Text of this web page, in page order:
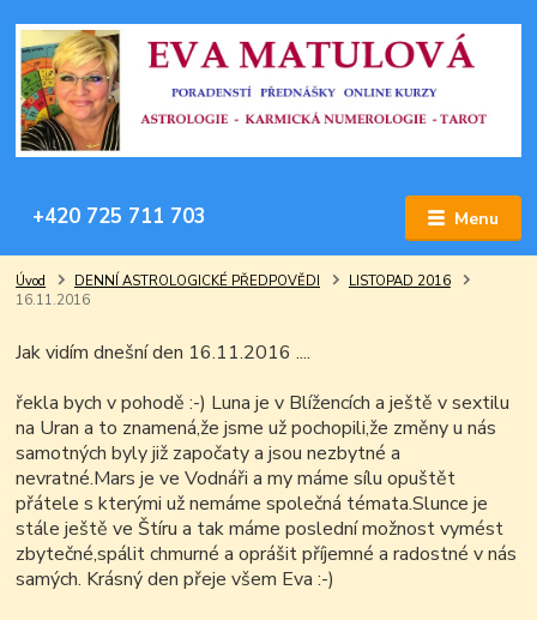
Menu
+420 725 711 703
Úvod DENNÍ ASTROLOGICKÉ PŘEDPOVĚDI
LISTOPAD 2016
16.11.2016
Jak vidím dnešní den 16.11.2016 ....
řekla bych v pohodě :-) Luna je v Blížencích a ještě v sextilu
na Uran a to znamená,že jsme už pochopili,že změny u nás
samotných byly již započaty a jsou nezbytné a
nevratné.Mars je ve Vodnáři a my máme sílu opuštět
přátele s kterými už nemáme společná témata.Slunce je
stále ještě ve Štíru a tak máme poslední možnost vymést
zbytečné,spálit chmurné a oprášit příjemné a radostné v nás
samých. Krásný den přeje všem Eva :-)